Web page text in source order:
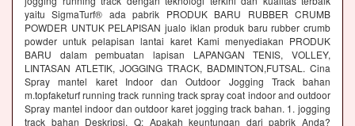
yaitu SigmaTurf® ada pabrik PRODUK BARU RUBBER CRUMB
POWDER UNTUK PELAPISAN jualo iklan produk baru rubber crumb
powder untuk pelapisan lantai karet Kami menyediakan PRODUK
BARU dalam pembuatan lapisan LAPANGAN TENIS, VOLLEY,
LINTASAN ATLETIK, JOGGING TRACK, BADMINTON,FUTSAL. Cina
Spray mantel karet Indoor dan Outdoor Jogging Track bahan
m.topfaketurf running track running track spray coat indoor and outdoor
Spray mantel indoor dan outdoor karet jogging track bahan. 1. jogging
track bahan Deskripsi. Q: Apakah keuntungan dari pabrik Anda?